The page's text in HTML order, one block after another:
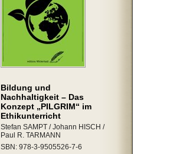
Bildung und
Nachhaltigkeit – Das
Konzept „PILGRIM“ im
Ethikunterricht
Stefan SAMPT / Johann HISCH /
Paul R. TARMANN
SBN: 978-3-9505526-7-6